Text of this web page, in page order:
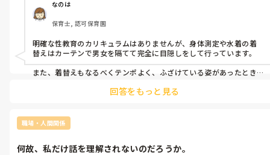
なのは
保育士, 認可保育園
明確な性教育のカリキュラムはありませんが、身体測定や水着の着
替えはカーテンで男女を隔てて完全に目隠しをして行っています。
また、着替えもなるべくテンポよく、ふざけている姿があったとき
ように心がけています。
状態で着替える所もありましたが、無秩序状態よりも、しっかり目
隠しをするほうが教育効果は高まると思います。
回答をもっと見る
職場・人間関係
何故、私だけ話を理解されないのだろうか。